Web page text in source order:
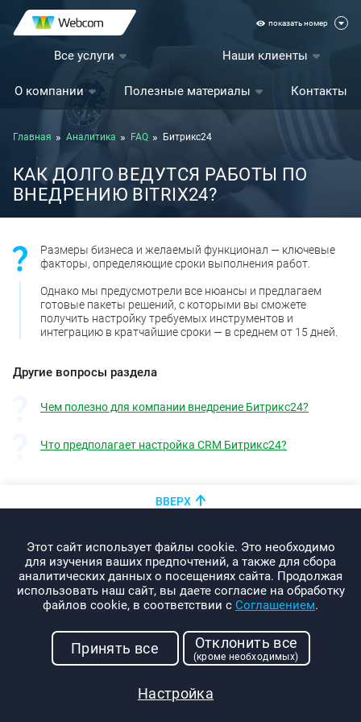
показать номер
Все услуги Наши клиенты
О компании Полезные материалы Контакты
Главная Аналитика FAQ Битрикс24
КАК ДОЛГО ВЕДУТСЯ РАБОТЫ ПО
ВНЕДРЕНИЮ BITRIX24?
Размеры бизнеса и желаемый функционал — ключевые
факторы, определяющие сроки выполнения работ.
Однако мы предусмотрели все нюансы и предлагаем
готовые пакеты решений, с которыми вы сможете
получить настройку требуемых инструментов и
интеграцию в кратчайшие сроки — в среднем от 15 дней.
Другие вопросы раздела
Чем полезно для компании внедрение Битрикс24?
Что предполагает настройка CRM Битрикс24?
Этот сайт использует файлы cookie. Это необходимо
для изучения ваших предпочтений, а также для сбора
аналитических данных о посещениях сайта. Продолжая
использовать наш сайт, вы даете согласие на обработку
файлов cookie, в соответствии с Соглашением.
Настройка
Принять все Отклонить все
(кроме необходимых)
ВВЕРХ
info@promo-webcom.by
© 2000-2026. Webcom Performance
г. Минск, ул. Свердлова, 11-332
УНП: 190437288
Политика конфиденциальности